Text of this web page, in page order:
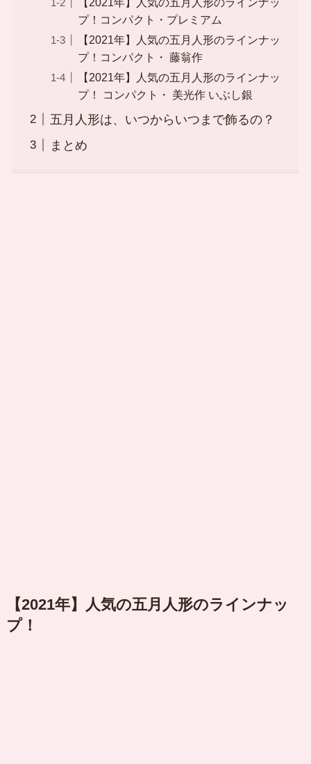
プ！コンパクト・プレミアム
【2021年】人気の五月人形のラインナッ
プ！コンパクト・ 藤翁作
【2021年】人気の五月人形のラインナッ
プ！ コンパクト・ 美光作 いぶし銀
五月人形は、いつからいつまで飾るの？
まとめ
【2021年】人気の五月人形のラインナッ
プ！